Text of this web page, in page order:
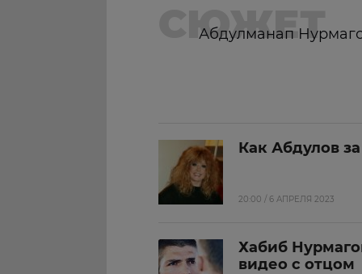
СЮЖЕТ
Абдулманап
Как Абдулов
20:00 / 6 АПРЕЛЯ 2023
Хабиб
видео с отцом